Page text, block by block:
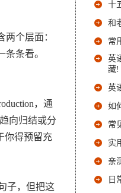
两个层面：
条看。
，通
向归结或分
你得预留充
子，但把这
十
和
常
英
藏!
英
如
常
实
亲
日